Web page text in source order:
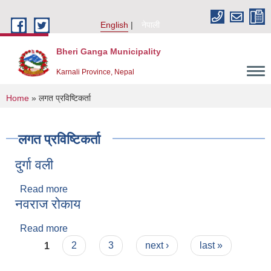
English
नेपाली
Bheri Ganga Municipality
Karnali Province, Nepal
You are here
Home » लगत प्रविष्टिकर्ता
लगत प्रविष्टिकर्ता
दुर्गा वली
Read more
नवराज रोकाय
Read more
Pages
1 2 3 next › last »